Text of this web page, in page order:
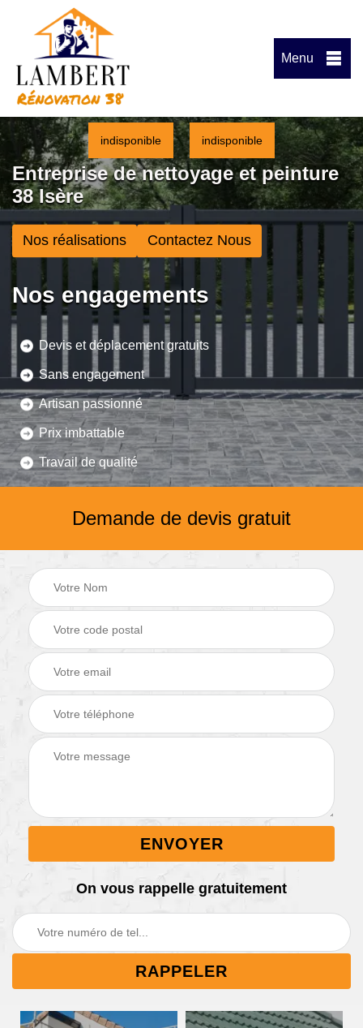
Menu
indisponible indisponible
Entreprise de nettoyage et peinture
38 Isère
Nos réalisations Contactez Nous
Nos engagements
Devis et déplacement gratuits
Sans engagement
Artisan passionné
Prix imbattable
Travail de qualité
Demande de devis gratuit
On vous rappelle gratuitement